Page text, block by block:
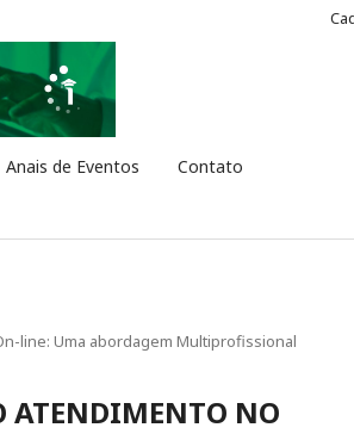
Anais de Eventos Contato
line: Uma abordagem Multiprofissional
ATENDIMENTO NO